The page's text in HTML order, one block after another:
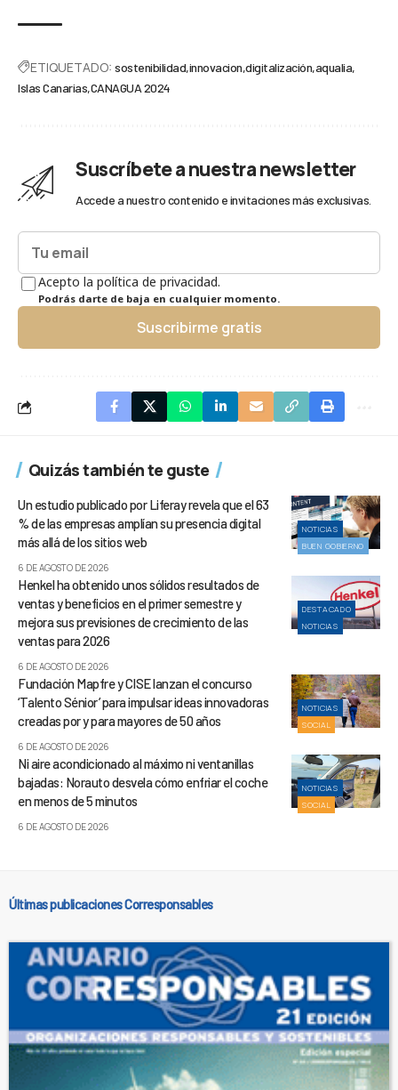
ETIQUETADO: sostenibilidad innovacion digitalización aqualia
Islas Canarias CANAGUA 2024
Suscríbete a nuestra newsletter
Accede a nuestro contenido e invitaciones más exclusivas.
Acepto la política de privacidad.
Podrás darte de baja en cualquier momento.
Suscribirme gratis
Quizás también te guste
NOTICIAS
BUEN GOBIERNO
Un estudio publicado por Liferay revela que el 63
% de las empresas amplían su presencia digital
más allá de los sitios web
6 DE AGOSTO DE 2026
DESTACADO
NOTICIAS
Henkel ha obtenido unos sólidos resultados de
ventas y beneficios en el primer semestre y
mejora sus previsiones de crecimiento de las
ventas para 2026
6 DE AGOSTO DE 2026
NOTICIAS
SOCIAL
Fundación Mapfre y CISE lanzan el concurso
‘Talento Sénior’ para impulsar ideas innovadoras
creadas por y para mayores de 50 años
6 DE AGOSTO DE 2026
NOTICIAS
SOCIAL
Ni aire acondicionado al máximo ni ventanillas
bajadas: Norauto desvela cómo enfriar el coche
en menos de 5 minutos
6 DE AGOSTO DE 2026
Últimas publicaciones Corresponsables